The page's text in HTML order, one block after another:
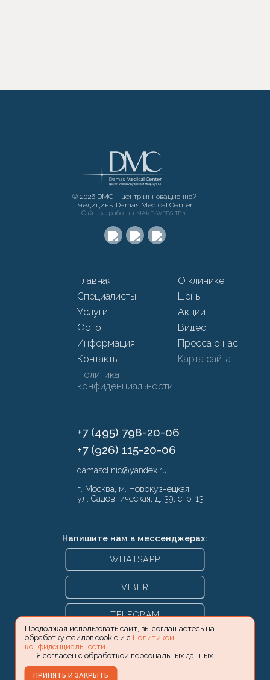
Продолжая использовать сайт, вы соглашаетесь на
обработку файлов cookie и с Политикой
конфиденциальности
Я согласен с обработкой персональных данных
ПРИНЯТЬ И ЗАКРЫТЬ
© 2026 DMC – центр инновационной
медицины Damas Medical Center
Сайт разработан MAKE-WEBSITE.ru
Главная
О клинике
Специалисты
Цены
Услуги
Акции
Фото
Видео
Информация
Пресса о нас
Контакты
Карта сайта
Политика
конфиденциальности
+7 (495) 798-20-06
+7 (926) 115-20-06
damasclinic@yandex.ru
г. Москва, м. Новокузнецкая,
ул. Садовническая, д. 39, стр. 13
Напишите нам в мессенджерах:
WHATSAPP
VIBER
TELEGRAM